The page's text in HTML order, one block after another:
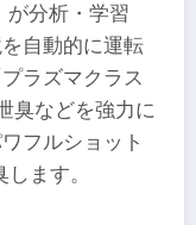
が分析・学習
自動的に運転
ラズマクラス
臭などを強力に
フルショット
ます。